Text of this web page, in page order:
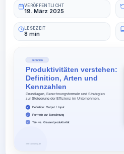
VERÖFFENTLICHT
19. März 2025
LESEZEIT
8 min